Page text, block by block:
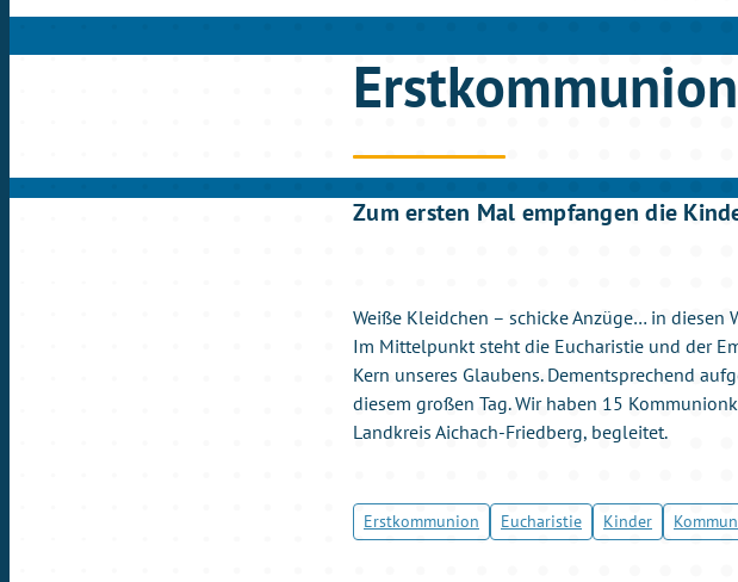
Zum ersten Mal empfangen die
Weiße Kleidchen – schicke Anzüge… in
Im Mittelpunkt steht die Eucharistie und der
Kern unseres Glaubens. Dementsprechend
diesem großen Tag. Wir haben 15
Landkreis Aichach-Friedberg, begleitet.
Erstkommunion Eucharistie Kinder